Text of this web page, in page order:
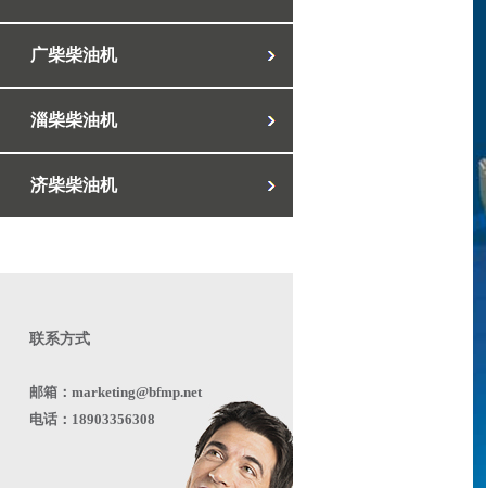
广柴柴油机
淄柴柴油机
济柴柴油机
联系方式
邮箱：marketing@bfmp.net
电话：18903356308